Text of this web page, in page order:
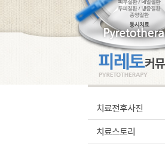
치료전후사진
치료스토리